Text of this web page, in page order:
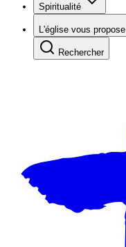
Spiritualité
L'église vous propose
Rechercher